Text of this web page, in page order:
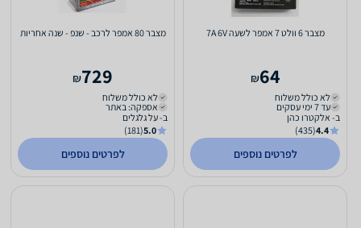
מצבר 6 וולט 7 אמפר לשעה 7A 6V
64
₪
לא כולל משלוח
עד 7 ימי עסקים
ב- אלקטרו כהן
4.4
(435)
לפרטים נוספים
מצבר 80 אמפר לרכב - שנפ - שנה אחריות
729
₪
לא כולל משלוח
אספקה: באתר
ב- על גלגלים
5.0
(181)
לפרטים נוספים